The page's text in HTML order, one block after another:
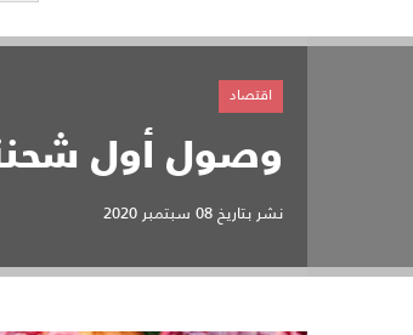
وصول أول
نشر بتاريخ08 سبتمبر 2020
اقتصاد